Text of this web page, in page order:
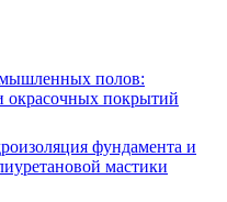
полов:
окрасочных покрытий
фундамента и
мастики